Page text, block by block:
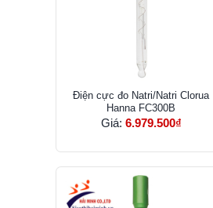
Điện cực đo Natri/Natri Clorua
Hanna FC300B
Giá: 6.979.500₫